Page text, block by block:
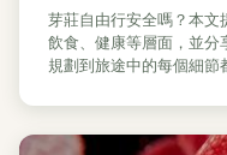
芽莊自由行安全嗎？本文
飲食、健康等層面，並
規劃到旅途中的每個細節